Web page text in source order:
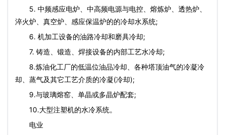
5. 中频感应电炉、中高频电源与电控、熔炼炉、透热炉、
淬火炉、真空炉、感应保温炉的的冷却水系统;
6. 机加工设备的油路冷却和磨具冷却;
7. 铸造、锻造、焊接设备的内部工艺水冷却;
8.炼油化工厂的低温位油品冷却、各种塔顶油气的冷凝冷
却、蒸气及其它工艺介质的冷凝(冷却);
9.与玻璃熔窑、单晶或多晶炉配套;
10.大型注塑机的水冷系统。
电业